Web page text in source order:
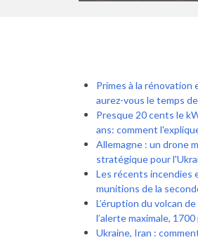
Primes à la rénovation
aurez-vous le temps
Presque 20 cents le
ans: comment
Allemagne : un drone
stratégique pour
Les récents incendies
munitions de la
L’éruption du volcan
l’alerte maximale,
Ukraine, Iran :